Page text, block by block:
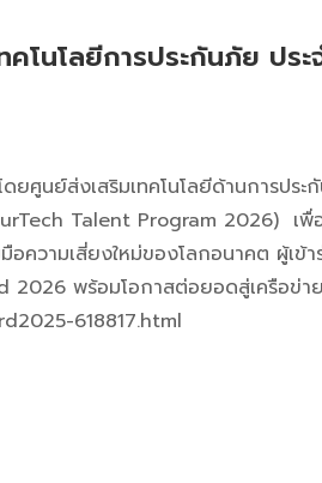
โนโลยีการประกันภัย ปร
ยศูนย์ส่งเสริมเทคโนโลยีด้านการป
Talent Program 2026) เพื่อ
วามเสี่ยงใหม่ของโลกอนาคต ผู้เข้า
พร้อมโอกาสต่อยอดสู่เครือข่า
618817.html